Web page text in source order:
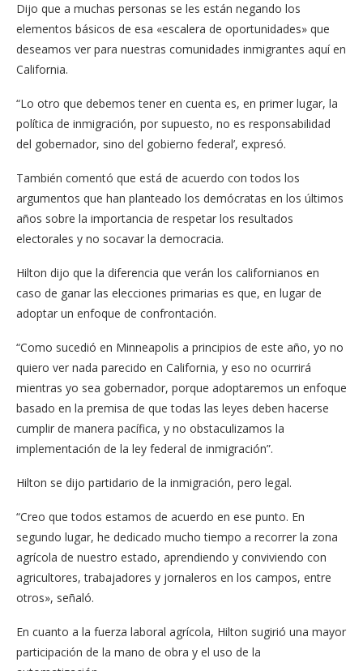
Dijo que a muchas personas se les están negando los
elementos básicos de esa «escalera de oportunidades» que
deseamos ver para nuestras comunidades inmigrantes aquí en
California.
“Lo otro que debemos tener en cuenta es, en primer lugar, la
política de inmigración, por supuesto, no es responsabilidad
del gobernador, sino del gobierno federal’, expresó.
También comentó que está de acuerdo con todos los
argumentos que han planteado los demócratas en los últimos
años sobre la importancia de respetar los resultados
electorales y no socavar la democracia.
Hilton dijo que la diferencia que verán los californianos en
caso de ganar las elecciones primarias es que, en lugar de
adoptar un enfoque de confrontación.
“Como sucedió en Minneapolis a principios de este año, yo no
quiero ver nada parecido en California, y eso no ocurrirá
mientras yo sea gobernador, porque adoptaremos un enfoque
basado en la premisa de que todas las leyes deben hacerse
cumplir de manera pacífica, y no obstaculizamos la
implementación de la ley federal de inmigración”.
Hilton se dijo partidario de la inmigración, pero legal.
“Creo que todos estamos de acuerdo en ese punto. En
segundo lugar, he dedicado mucho tiempo a recorrer la zona
agrícola de nuestro estado, aprendiendo y conviviendo con
agricultores, trabajadores y jornaleros en los campos, entre
otros​», señaló.
En cuanto a la fuerza laboral agrícola, Hilton sugirió una mayor
participación de la mano de obra y el uso de la